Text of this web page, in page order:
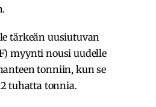
tärkeän uusiutuvan
myynti nousi uudelle
tonniin, kun se
tuhatta tonnia.